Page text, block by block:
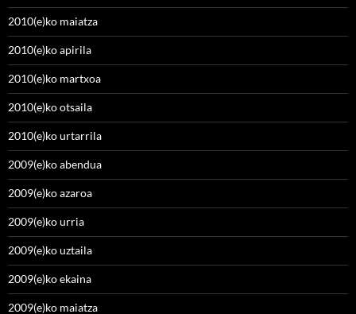
2010(e)ko maiatza
2010(e)ko apirila
2010(e)ko martxoa
2010(e)ko otsaila
2010(e)ko urtarrila
2009(e)ko abendua
2009(e)ko azaroa
2009(e)ko urria
2009(e)ko uztaila
2009(e)ko ekaina
2009(e)ko maiatza